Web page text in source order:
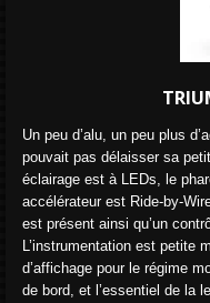
Un peu d’alu, un peu plus
pouvait pas délaisser sa
éclairage est à LEDs, le
accélérateur est Ride-by-
est présent ainsi qu’un
L’instrumentation est petite
d’affichage pour le régime
de bord, et l’essentiel de la